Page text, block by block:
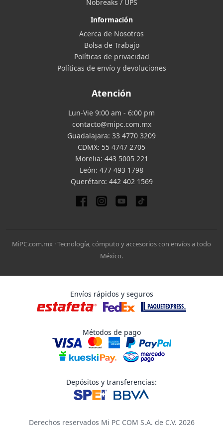
Nobreaks / UPS
Información
Acerca de Nosotros
Bolsa de Trabajo
Políticas de privacidad
Políticas de envío y devoluciones
Atención
Lun-Vie 9:00 am - 6:00 pm
contacto@mipc.com.mx
Guadalajara: 33 4770 3209
CDMX: 55 4747 2705
Morelia: 443 5005 221
León: 477 493 1798
Querétaro: 442 402 1569
MiPC.com.mx · Tecnología, cómputo y accesorios con envíos a todo
México.
Envíos rápidos y seguros
Métodos de pago
Depósitos y transferencias:
Derechos reservados Mi PC COM S.A. de C.V. 2026